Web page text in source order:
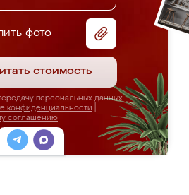
фото
стоимость
персональных данных
конфиденциальности
соглашению